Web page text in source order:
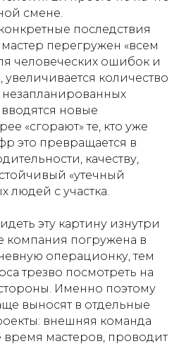
смене.
последствия
перегружен «всем
человеческих ошибок и
количество
новые
«сгорают» те, кто уже
это превращается в
качеству,
«утечный
людей с участка.
эту картину изнутри
компания погружена в
операционку, тем
трезво посмотреть на
Именно поэтому
выносят в отдельные
внешняя команда
время мастеров, проводит